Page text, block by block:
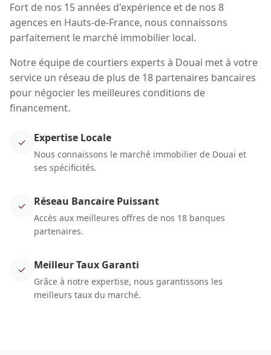
Fort de nos 15 années d'expérience et de nos 8
agences en Hauts-de-France, nous connaissons
parfaitement le marché immobilier local.
Notre équipe de courtiers experts à Douai met à votre
service un réseau de plus de 18 partenaires bancaires
pour négocier les meilleures conditions de
financement.
✓ Expertise Locale
Nous connaissons le marché immobilier de Douai et
ses spécificités.
✓ Réseau Bancaire Puissant
Accès aux meilleures offres de nos 18 banques
partenaires.
✓ Meilleur Taux Garanti
Grâce à notre expertise, nous garantissons les
meilleurs taux du marché.